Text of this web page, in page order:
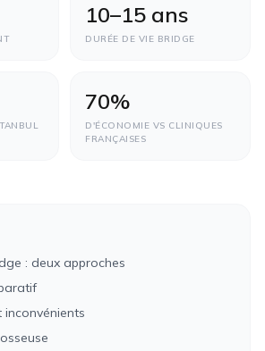
10–15 ans
DURÉE DE VIE BRIDGE
70%
D'ÉCONOMIE VS CLINIQUES
FRANÇAISES
: deux approches